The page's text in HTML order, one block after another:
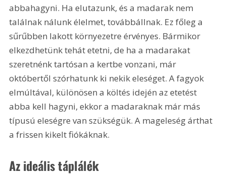
abbahagyni. Ha elutazunk, és a madarak nem
találnak nálunk élelmet, továbbállnak. Ez főleg a
sűrűbben lakott környezetre érvényes. Bármikor
elkezdhetünk tehát etetni, de ha a madarakat
szeretnénk tartósan a kertbe vonzani, már
októbertől szórhatunk ki nekik eleséget. A fagyok
elmúltával, különösen a költés idején az etetést
abba kell hagyni, ekkor a madaraknak már más
típusú eleségre van szükségük. A mageleség árthat
a frissen kikelt fiókáknak.
Az ideális táplálék